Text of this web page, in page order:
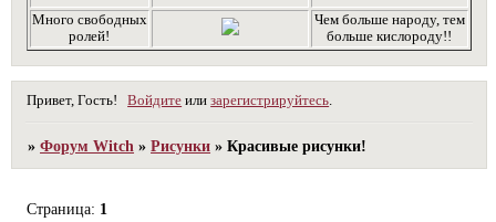
Много свободных
ролей!
Чем больше народу, тем
больше кислороду!!
Привет, Гость! Войдите илизарегистрируйтесь
»Форум Witch »Рисунки »Красивые рисунки!
Страница: 1